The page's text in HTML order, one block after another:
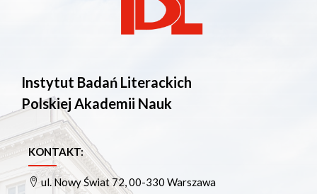
Instytut Badań Literackich
Polskiej Akademii Nauk
KONTAKT:
ul. Nowy Świat 72, 00-330 Warszawa